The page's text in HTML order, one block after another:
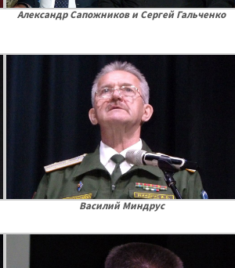
Александр Сапожников и Сергей Гальченко
Василий Миндрус